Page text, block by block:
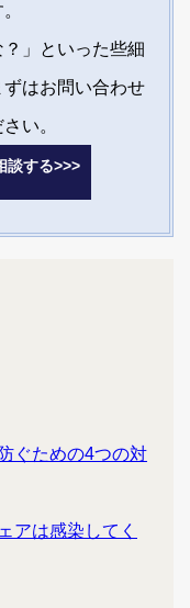
？」といった些細
はお問い合わせ
い。
談する>>>
ぐための4つの対
アは感染してく